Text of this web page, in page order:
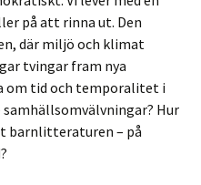
på att rinna ut. Den
där miljö och klimat
tvingar fram nya
om tid och temporalitet i
Hur
barnlitteraturen – på